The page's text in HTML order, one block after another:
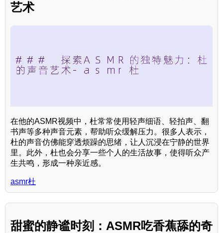
艺术
在他的ASMR视频中，杜常常使用轻声细语、轻拍声、翻
书声等多种声音元素，帮助听众缓解压力。很多人表示，
杜的声音仿佛能穿透烦躁的思绪，让人沉浸在宁静的世界
里。此外，杜也会分享一些个人的生活故事，使得听众产
生共鸣，形成一种亲近感。
asmr杜
甜蜜的静谧时刻：ASMR吃香蕉舔的奇